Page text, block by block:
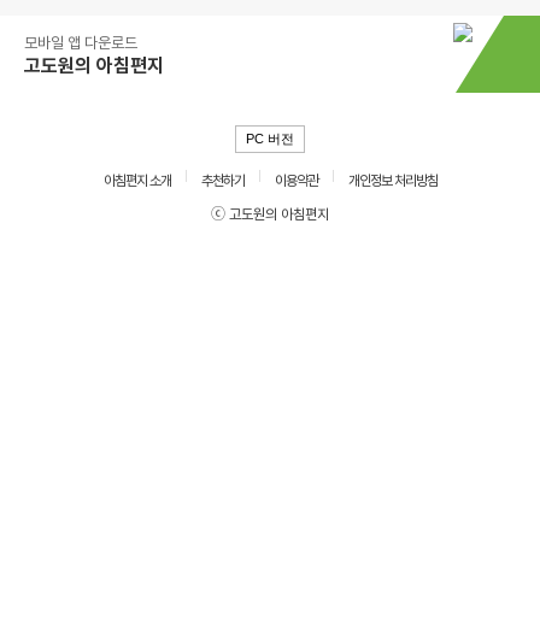
모바일 앱 다운로드
고도원의 아침편지
PC 버전
아침편지 소개 추천하기 이용약관
개인정보 처리방침
ⓒ 고도원의 아침편지